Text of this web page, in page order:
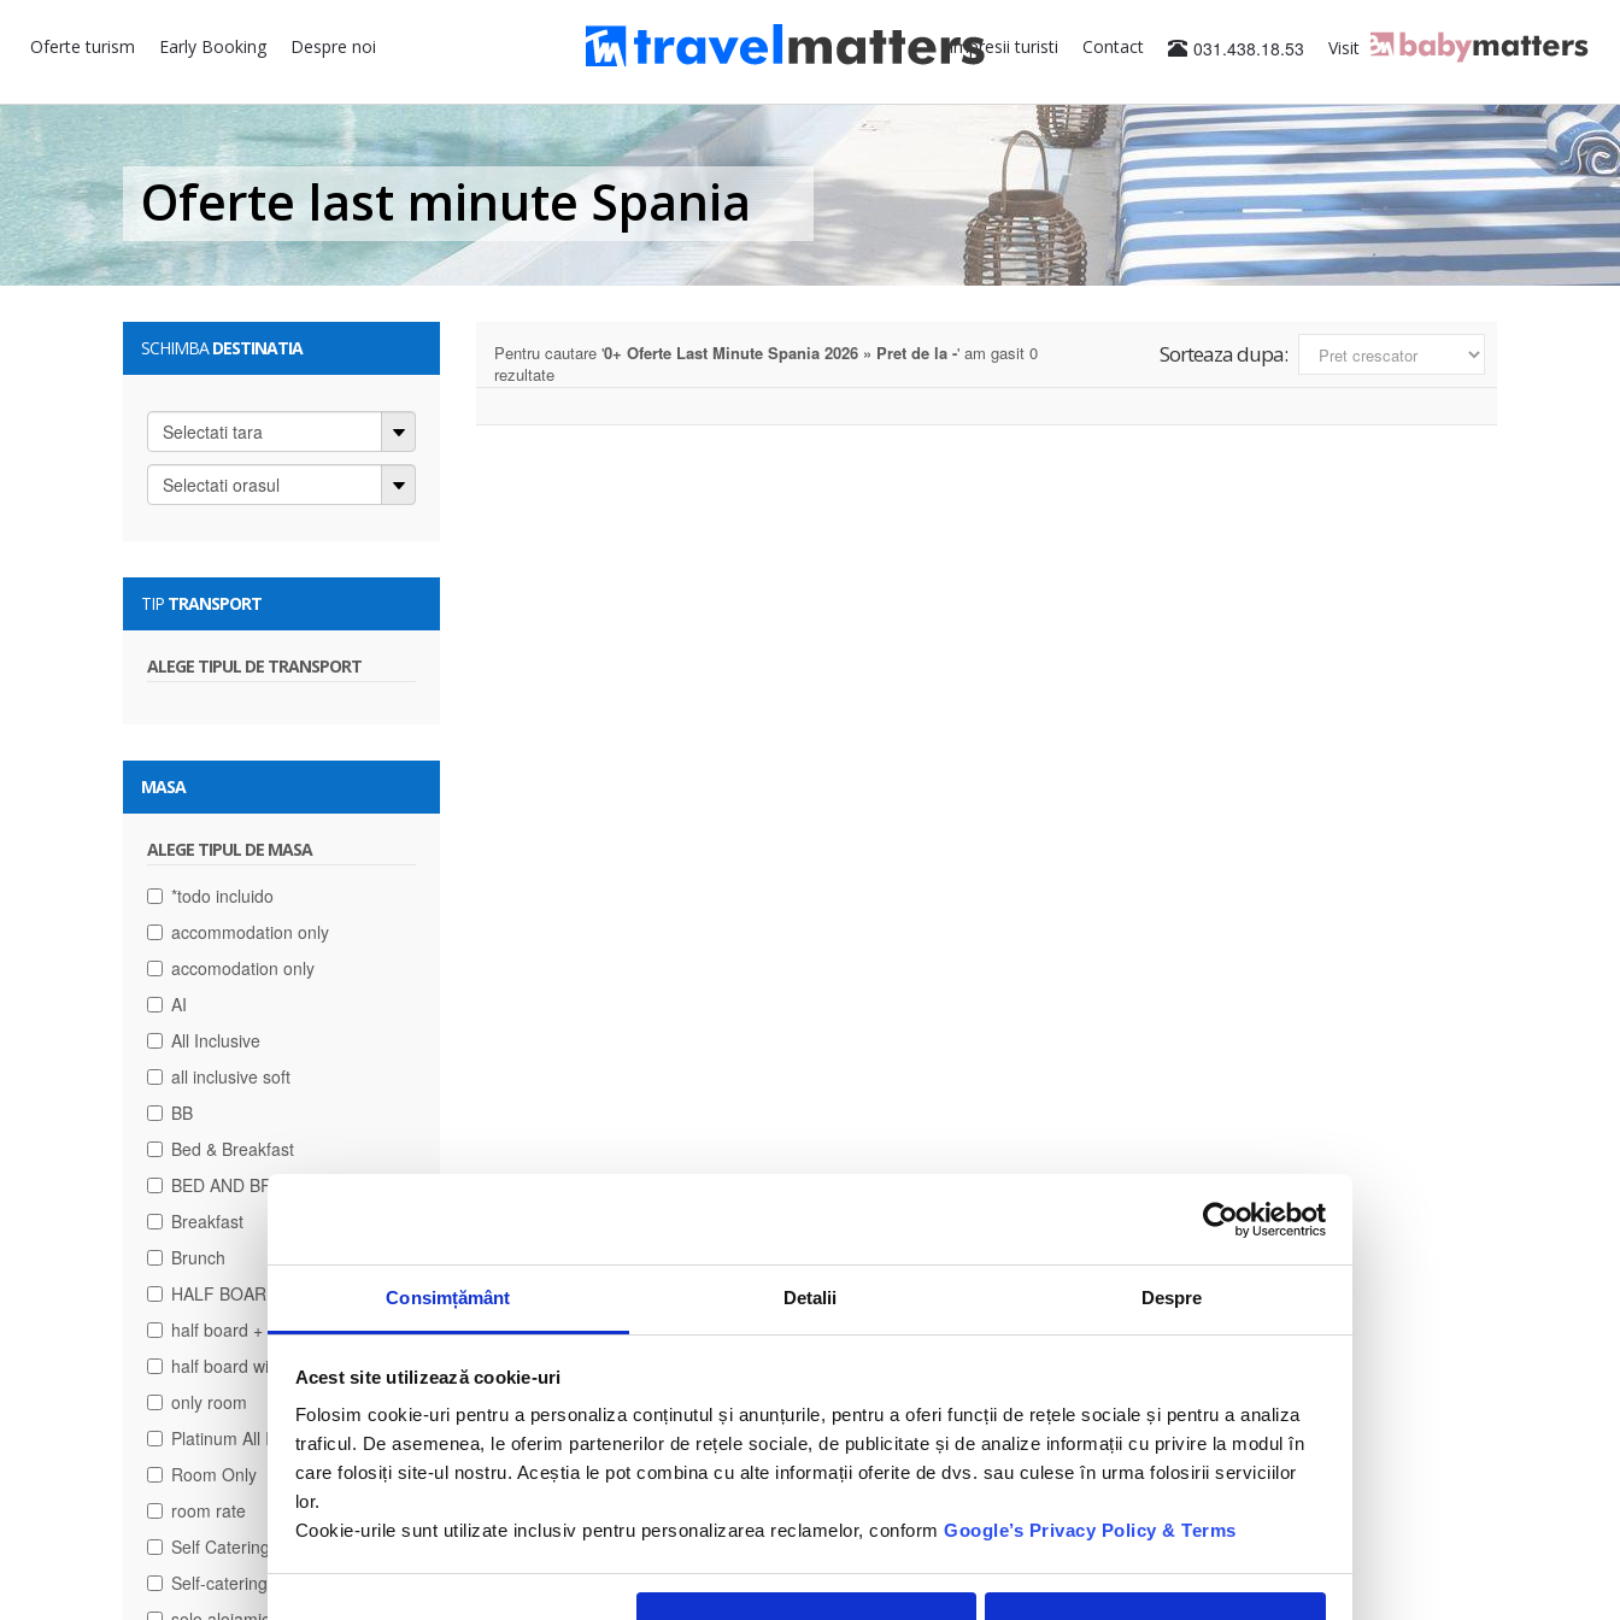
Consimțământ Detalii Despre
Acest site utilizează cookie-uri
Folosim cookie-uri pentru a personaliza conținutul și anunțurile, pentru a oferi funcții de rețele sociale și pentru a analiza
traficul. De asemenea, le oferim partenerilor de rețele sociale, de publicitate și de analize informații cu privire la modul în
care folosiți site-ul nostru. Aceștia le pot combina cu alte informații oferite de dvs. sau culese în urma folosirii serviciilor
lor.
Cookie-urile sunt utilizate inclusiv pentru personalizarea reclamelor, conform Google’s Privacy Policy & Terms
Oferte turism Early Booking Despre noi Impresii turisti Contact 031.438.18.53 Visit
Oferte last minute Spania
SCHIMBADESTINATIA
TIP TRANSPORT
ALEGE TIPUL DE TRANSPORT
MASA
ALEGE TIPUL DE MASA
*todo incluido
accommodation only
accomodation only
AI
All Inclusive
all inclusive soft
BB
Bed & Breakfast
BED AND BREAKFAST
Breakfast
Brunch
HALF BOARD
half board + additional services
half board with drinks
only room
Platinum All Inclusive
Room Only
room rate
Self Catering
Self-catering
Pentru cautare '0+ Oferte Last Minute Spania 2026 » Pret de la -' am gasit 0
rezultate
Sorteaza dupa: